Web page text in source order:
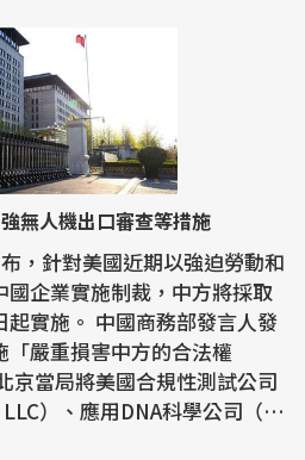
無人機出口審查等措施
，針對美國近期以強迫勞動和
企業實施制裁，中方將採取
務部發言人發
嚴重損害中方的合法權
）、應用DNA科學公司（Ap